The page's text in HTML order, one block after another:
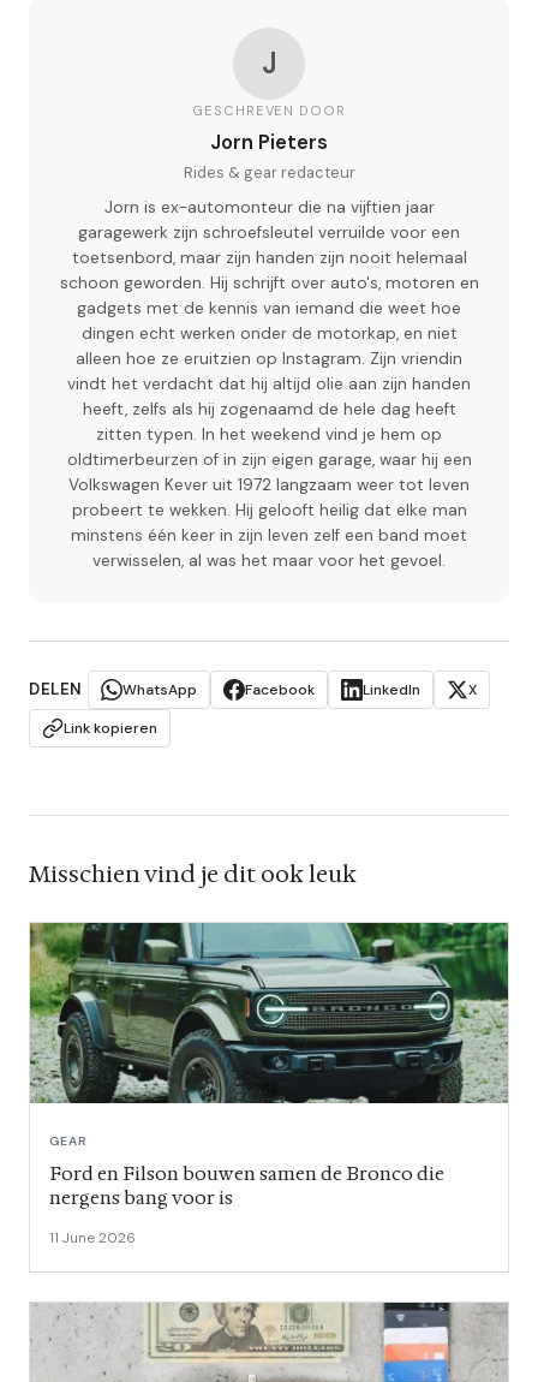
J
GESCHREVEN DOOR
Jorn Pieters
Rides & gear redacteur
Jorn is ex-automonteur die na vijftien jaar
garagewerk zijn schroefsleutel verruilde voor een
toetsenbord, maar zijn handen zijn nooit helemaal
schoon geworden. Hij schrijft over auto's, motoren en
gadgets met de kennis van iemand die weet hoe
dingen echt werken onder de motorkap, en niet
alleen hoe ze eruitzien op Instagram. Zijn vriendin
vindt het verdacht dat hij altijd olie aan zijn handen
heeft, zelfs als hij zogenaamd de hele dag heeft
zitten typen. In het weekend vind je hem op
oldtimerbeurzen of in zijn eigen garage, waar hij een
Volkswagen Kever uit 1972 langzaam weer tot leven
probeert te wekken. Hij gelooft heilig dat elke man
minstens één keer in zijn leven zelf een band moet
verwisselen, al was het maar voor het gevoel.
DELEN WhatsApp Facebook LinkedIn
X
Link kopieren
Misschien vind je dit ook leuk
GEAR
Ford en Filson bouwen samen de Bronco die
nergens bang voor is
11 June 2026